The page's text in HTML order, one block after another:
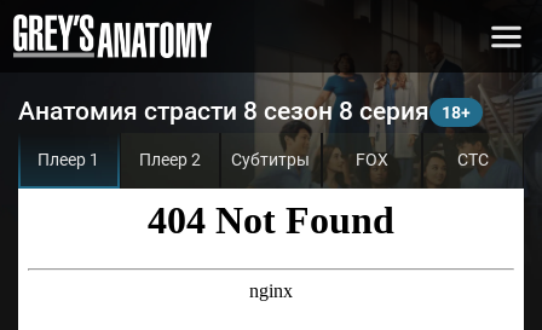
Анатомия страсти 8 сезон 8 серия
Плеер 1 Плеер 2 Субтитры FOX СТС